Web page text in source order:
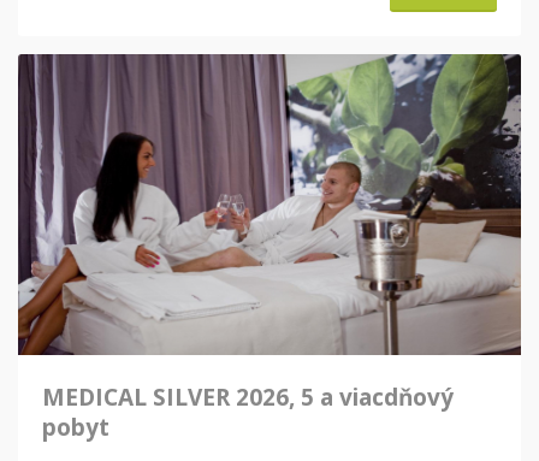
MEDICAL SILVER 2026, 5 a viacdňový
pobyt